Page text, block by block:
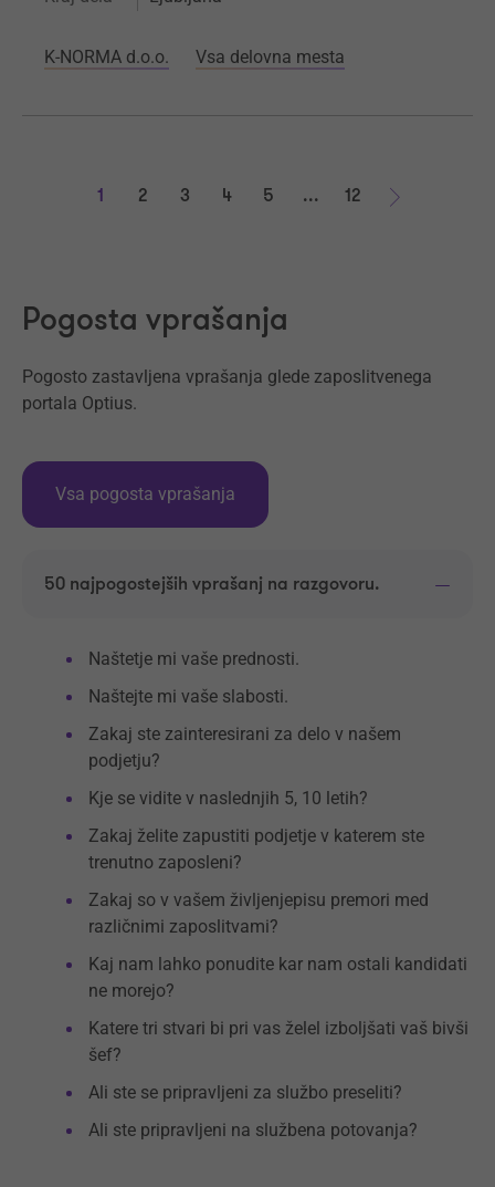
K-NORMA d.o.o. Vsa delovna mesta
1 2 3 4 5 ...
12
Pogosta vprašanja
Pogosto zastavljena vprašanja glede zaposlitvenega
portala Optius.
Vsa pogosta vprašanja
50 najpogostejših vprašanj na razgovoru.
Naštetje mi vaše prednosti.
Naštejte mi vaše slabosti.
Zakaj ste zainteresirani za delo v našem
podjetju?
Kje se vidite v naslednjih 5, 10 letih?
Zakaj želite zapustiti podjetje v katerem ste
trenutno zaposleni?
Zakaj so v vašem življenjepisu premori med
različnimi zaposlitvami?
Kaj nam lahko ponudite kar nam ostali kandidati
ne morejo?
Katere tri stvari bi pri vas želel izboljšati vaš bivši
šef?
Ali ste se pripravljeni za službo preseliti?
Ali ste pripravljeni na službena potovanja?